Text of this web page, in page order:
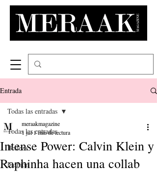
Entrada
Todas las entradas
Belleza
Fashion
Todas las entradas
Intense Power: Calvin Klein y
Raphinha hacen una collab
meraakmagazine
1 jul 1 min de lectura